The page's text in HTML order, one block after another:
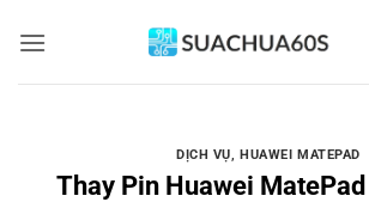
qua
DỊCH VỤ,HUAWEI MATEPAD
Thay Pin Huawei